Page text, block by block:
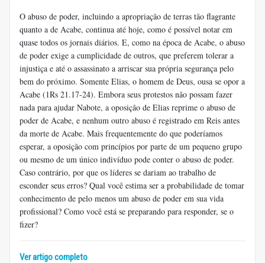
O abuso de poder, incluindo a apropriação de terras tão flagrante
quanto a de Acabe, continua até hoje, como é possível notar em
quase todos os jornais diários. E, como na época de Acabe, o abuso
de poder exige a cumplicidade de outros, que preferem tolerar a
injustiça e até o assassinato a arriscar sua própria segurança pelo
bem do próximo. Somente Elias, o homem de Deus, ousa se opor a
Acabe (1Rs 21.17-24). Embora seus protestos não possam fazer
nada para ajudar Nabote, a oposição de Elias reprime o abuso de
poder de Acabe, e nenhum outro abuso é registrado em Reis antes
da morte de Acabe. Mais frequentemente do que poderíamos
esperar, a oposição com princípios por parte de um pequeno grupo
ou mesmo de um único indivíduo pode conter o abuso de poder.
Caso contrário, por que os líderes se dariam ao trabalho de
esconder seus erros? Qual você estima ser a probabilidade de tomar
conhecimento de pelo menos um abuso de poder em sua vida
profissional? Como você está se preparando para responder, se o
fizer?
Ver artigo completo